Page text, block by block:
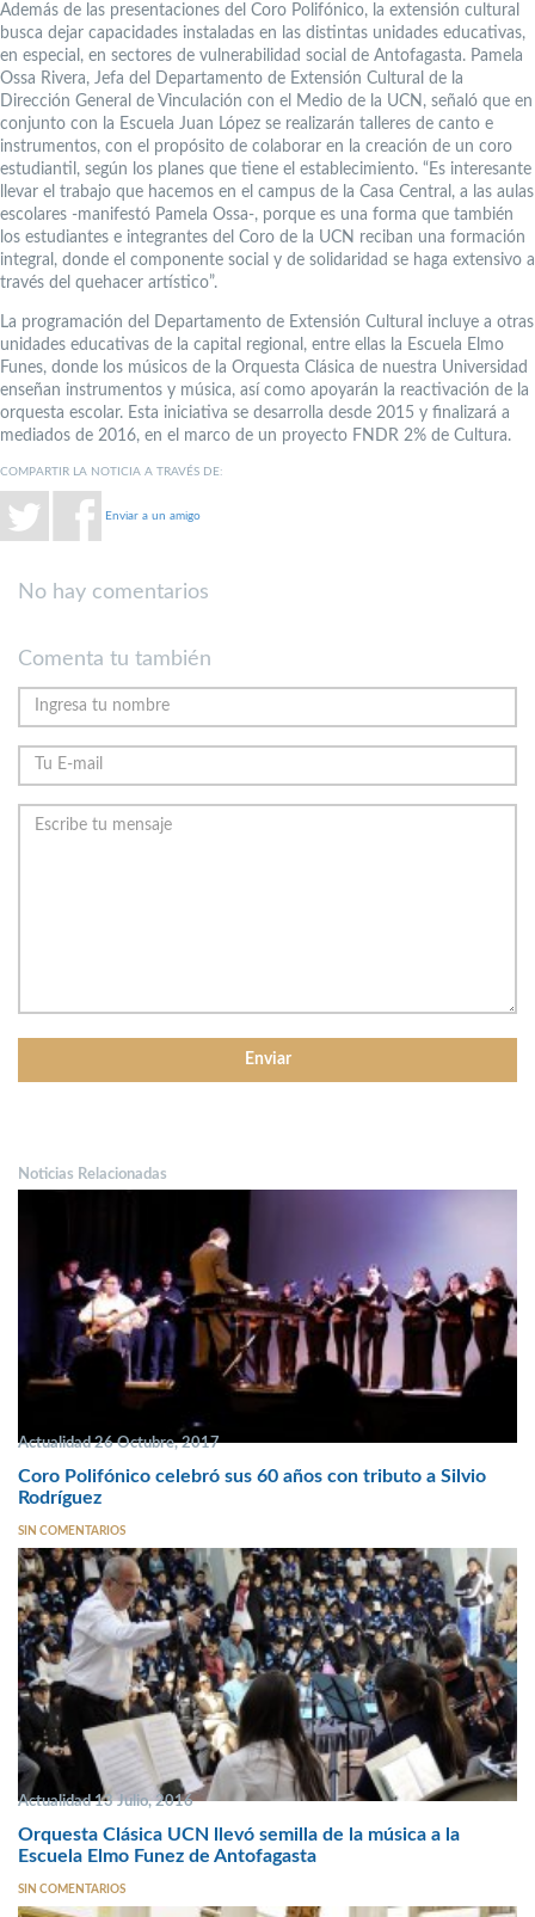
Además de las presentaciones del Coro Polifónico, la extensión cultural
busca dejar capacidades instaladas en las distintas unidades educativas,
en especial, en sectores de vulnerabilidad social de Antofagasta. Pamela
Ossa Rivera, Jefa del Departamento de Extensión Cultural de la
Dirección General de Vinculación con el Medio de la UCN, señaló que en
conjunto con la Escuela Juan López se realizarán talleres de canto e
instrumentos, con el propósito de colaborar en la creación de un coro
estudiantil, según los planes que tiene el establecimiento. “Es interesante
llevar el trabajo que hacemos en el campus de la Casa Central, a las aulas
escolares -manifestó Pamela Ossa-, porque es una forma que también
los estudiantes e integrantes del Coro de la UCN reciban una formación
integral, donde el componente social y de solidaridad se haga extensivo a
través del quehacer artístico”.
La programación del Departamento de Extensión Cultural incluye a otras
unidades educativas de la capital regional, entre ellas la Escuela Elmo
Funes, donde los músicos de la Orquesta Clásica de nuestra Universidad
enseñan instrumentos y música, así como apoyarán la reactivación de la
orquesta escolar. Esta iniciativa se desarrolla desde 2015 y finalizará a
mediados de 2016, en el marco de un proyecto FNDR 2% de Cultura.
COMPARTIR LA NOTICIA A TRAVÉS DE:
Enviar a un amigo
No hay comentarios
Comenta tu también
Noticias Relacionadas
Actualidad 26 Octubre, 2017
Coro Polifónico celebró sus 60 años con tributo a Silvio
Rodríguez
SIN COMENTARIOS
Actualidad 13 Julio, 2016
Orquesta Clásica UCN llevó semilla de la música a la
Escuela Elmo Funez de Antofagasta
SIN COMENTARIOS